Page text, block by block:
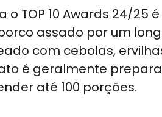
o TOP 10 Awards 24/25
porco assado por um
com cebolas,
é geralmente
até 100 porções.